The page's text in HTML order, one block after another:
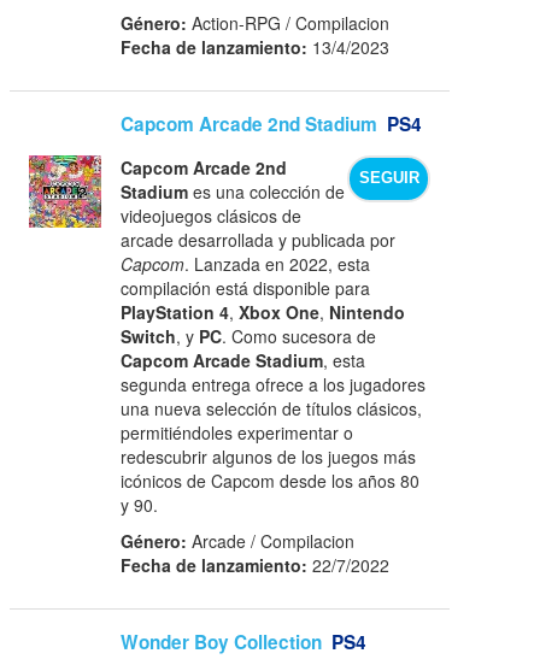
Género: Action-RPG / Compilacion
Fecha de lanzamiento: 13/4/2023
Capcom Arcade 2nd Stadium PS4
SEGUIR
Capcom Arcade 2nd
Stadium es una colección de
videojuegos clásicos de
arcade desarrollada y publicada por
Capcom. Lanzada en 2022, esta
compilación está disponible para
PlayStation 4,Xbox One, Nintendo
Switch, y PC. Como sucesora de
Capcom Arcade Stadium, esta
segunda entrega ofrece a los jugadores
una nueva selección de títulos clásicos,
permitiéndoles experimentar o
redescubrir algunos de los juegos más
icónicos de Capcom desde los años 80
y 90.
Género: Arcade / Compilacion
Fecha de lanzamiento: 22/7/2022
Wonder Boy Collection PS4